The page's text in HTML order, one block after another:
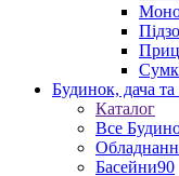
Будинок, дача
Каталог
Все
Басейни90